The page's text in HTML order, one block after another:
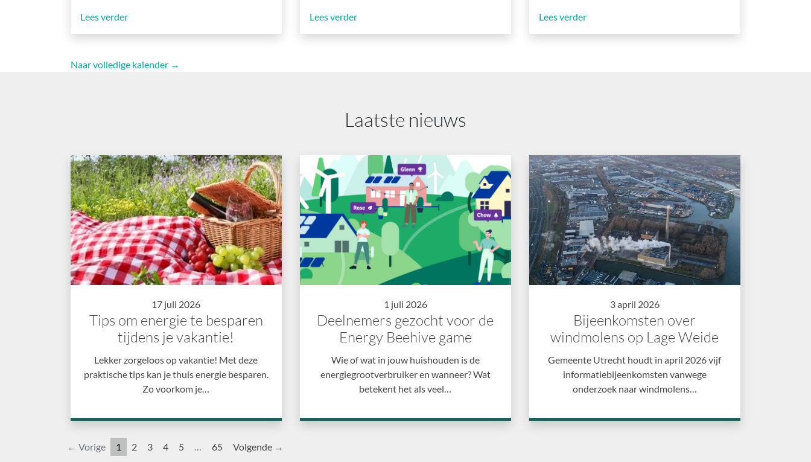
Lees verder Lees verder Lees verder
Naar volledige kalender →
Laatste nieuws
17 juli 2026
Tips om energie te besparen
tijdens je vakantie!
Lekker zorgeloos op vakantie! Met deze
praktische tips kan je thuis energie besparen.
Zo voorkom je…
1 juli 2026
Deelnemers gezocht voor de
Energy Beehive game
Wie of wat in jouw huishouden is de
energiegrootverbruiker en wanneer? Wat
betekent het als veel…
3 april 2026
Bijeenkomsten over
windmolens op Lage Weide
Gemeente Utrecht houdt in april 2026 vijf
informatiebijeenkomsten vanwege
onderzoek naar windmolens…
← Vorige 1 2 3 4 5 … 65 Volgende →